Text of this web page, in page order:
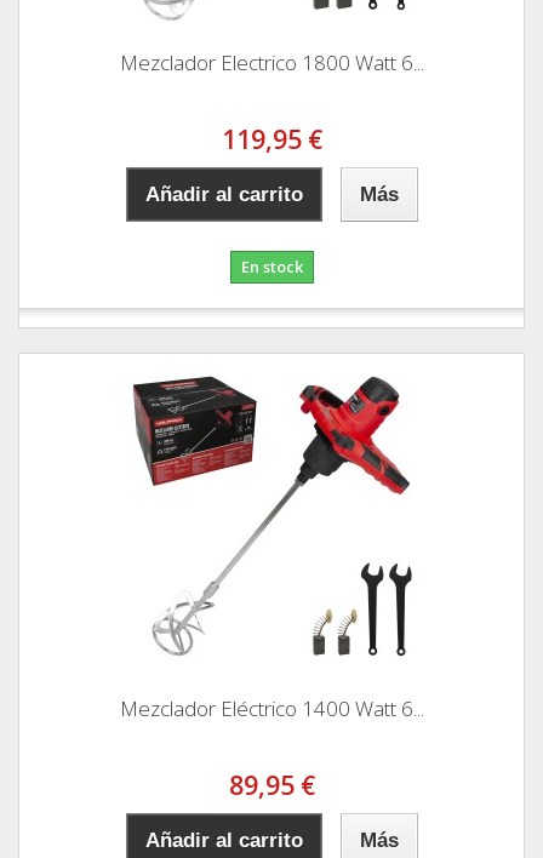
Mezclador Electrico 1800 Watt 6...
119,95 €
Añadir al carrito Más
En stock
Mezclador Eléctrico 1400 Watt 6...
89,95 €
Añadir al carrito Más